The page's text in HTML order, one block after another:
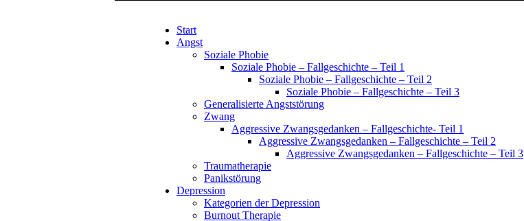
Start
Angst
Soziale Phobie
Soziale Phobie – Fallgeschichte – Teil 1
Soziale Phobie – Fallgeschichte – Teil 2
Soziale Phobie – Fallgeschichte – Teil 3
Generalisierte Angststörung
Zwang
Aggressive Zwangsgedanken – Fallgeschichte- Teil 1
Aggressive Zwangsgedanken – Fallgeschichte – Teil 2
Aggressive Zwangsgedanken – Fallgeschichte – Teil 3
Traumatherapie
Panikstörung
Depression
Kategorien der Depression
Burnout Therapie